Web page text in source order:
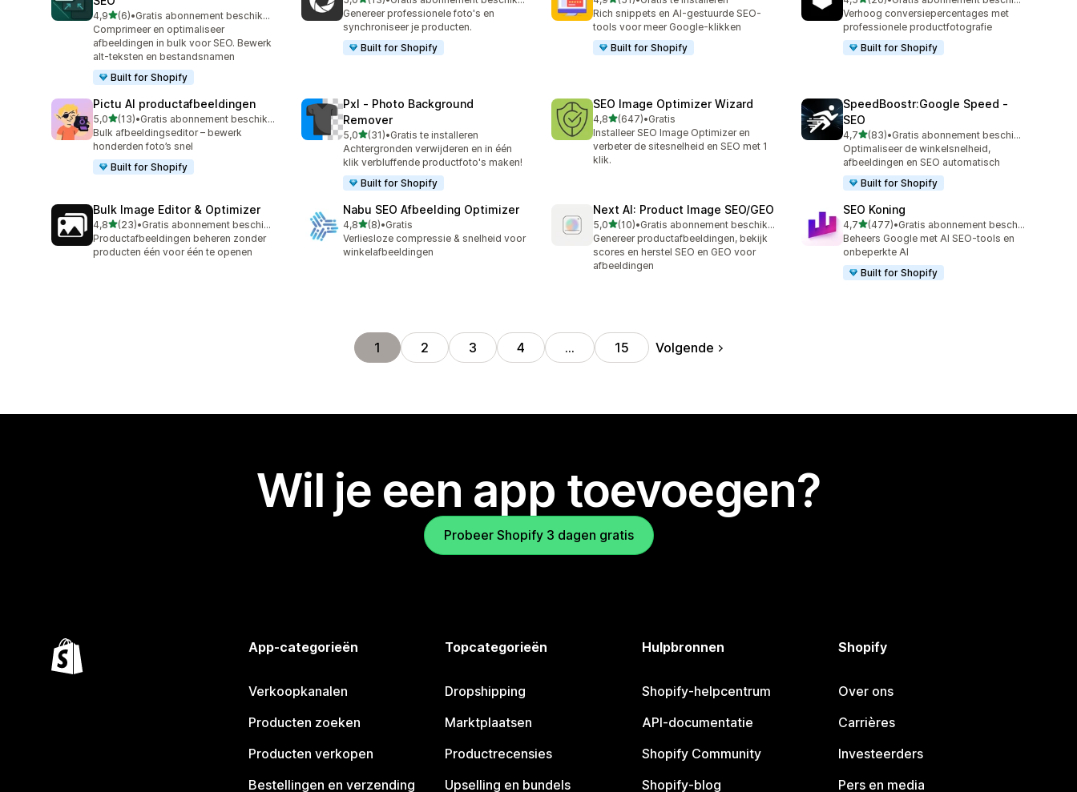
4,9van 5 sterren
(6)
6 recensies in totaal
•
Gratis abonnement beschikbaar
Comprimeer en optimaliseer
afbeeldingen in bulk voor SEO. Bewerk
alt-teksten en bestandsnamen
Built for Shopify
13 recensies in totaal
Genereer professionele foto's en
synchroniseer je producten.
Built for Shopify
51 recensies in totaal
Rich snippets en AI-gestuurde SEO-
tools voor meer Google-klikken
Built for Shopify
20 recensies in totaal
Verhoog conversiepercentages met
professionele productfotografie
Built for Shopify
Pictu AI productafbeeldingen
5,0van 5 sterren
(13)
13 recensies in totaal
•
Gratis abonnement beschikbaar
Bulk afbeeldingseditor – bewerk
honderden foto’s snel
Built for Shopify
Pxl ‑ Photo Background
Remover
5,0van 5 sterren
(31)
31 recensies in totaal
•Gratis te installeren
Achtergronden verwijderen en in één
klik verbluffende productfoto's maken!
Built for Shopify
SEO Image Optimizer Wizard
4,8van 5 sterren
(647)
647 recensies in totaal
•Gratis
Installeer SEO Image Optimizer en
verbeter de sitesnelheid en SEO met 1
klik.
SpeedBoostr:Google Speed ‑
SEO
4,7van 5 sterren
(83)
83 recensies in totaal
•
Gratis abonnement beschikbaar
Optimaliseer de winkelsnelheid,
afbeeldingen en SEO automatisch
Built for Shopify
Bulk Image Editor & Optimizer
4,8van 5 sterren
(23)
23 recensies in totaal
•
Gratis abonnement beschikbaar
Productafbeeldingen beheren zonder
producten één voor één te openen
Nabu SEO Afbeelding Optimizer
4,8van 5 sterren
(8)
8 recensies in totaal
•Gratis
Verliesloze compressie & snelheid voor
winkelafbeeldingen
Next AI: Product Image SEO/GEO
5,0van 5 sterren
(10)
10 recensies in totaal
•
Gratis abonnement beschikbaar
Genereer productafbeeldingen, bekijk
scores en herstel SEO en GEO voor
afbeeldingen
SEO Koning
4,7van 5 sterren
(477)
477 recensies in totaal
•
Gratis abonnement beschikbaar
Beheers Google met AI SEO-tools en
onbeperkte AI
Built for Shopify
1 2 3 4 … 15 Volgende
Wil je een app toevoegen?
Probeer Shopify 3 dagen gratis
App-categorieën
Verkoopkanalen
Producten zoeken
Producten verkopen
Bestellingen en verzending
Topcategorieën
Dropshipping
Marktplaatsen
Productrecensies
Upselling en bundels
Hulpbronnen
Shopify-helpcentrum
API-documentatie
Shopify Community
Shopify-blog
Shopify
Over ons
Carrières
Investeerders
Pers en media